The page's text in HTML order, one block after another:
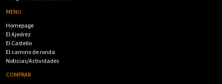
MENU
Homepage
El Ajedrez
El Castello
El camino de ronda
Noticias/Actividades
COMPRAR